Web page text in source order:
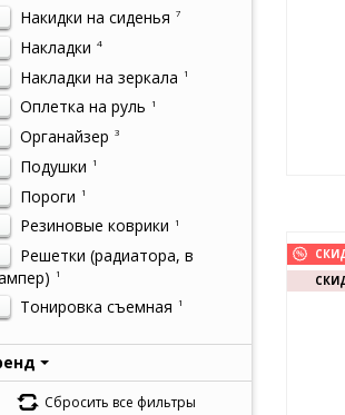
Накидки на сиденья 7
Накладки 4
Накладки на зеркала 1
Оплетка на руль 1
Органайзер 3
Подушки 1
Пороги 1
Резиновые коврики 1
Решетки (радиатора, в
1
Тонировка съемная 1
Сбросить все фильтры